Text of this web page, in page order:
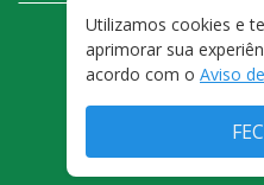
FALE
TERMOS E
Utilizamos cookies e
aprimorar sua
acordo com o Aviso